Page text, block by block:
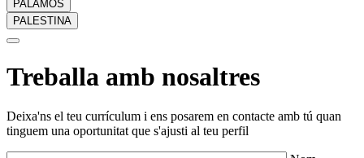
PALAMÓS
PALESTINA
Treballa amb nosaltres
Deixa'ns el teu currículum i ens posarem en contacte amb tú quan
tinguem una oportunitat que s'ajusti al teu perfil